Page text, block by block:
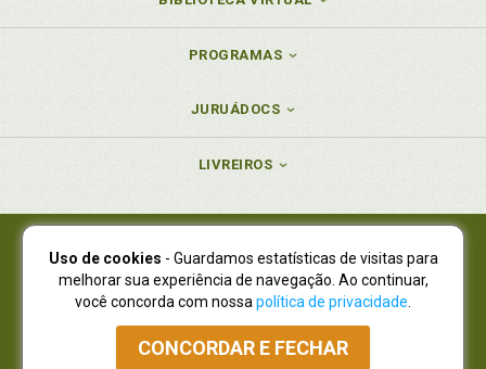
PROGRAMAS
JURUÁDOCS
LIVREIROS
Juruá Editora Ltda., CNPJ 77.535.508/0001-19
Juruá Informática Ltda., CNPJ 01.701.561/0001-80
NOVO ENDEREÇO:R. Flávio Dallegrave, 7665, São Lourenço |
Curitiba - Paraná - CEP 82210-310
Atendimento: (41) 4009-3900|Vendas Atacado: (41) 4009-3939
Uso de cookies - Guardamos estatísticas de visitas para
melhorar sua experiência de navegação. Ao continuar,
você concorda com nossa política de privacidade
CONCORDAR E FECHAR